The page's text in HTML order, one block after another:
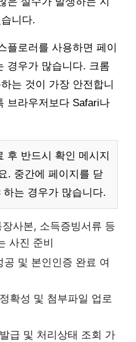
니다.
플로러를 사용하면 페이
경우가 많습니다. 크롬
는 것이 가장 안전합니
브라우저보다 Safari나
후 반드시 확인 메시지
. 중간에 페이지를 닫
는 경우가 많습니다.
사본, 소득증빙서류 등
사진 준비
공 및 본인인증 완료 여
확성 및 첨부파일 업로
급 및 처리상태 조회 가